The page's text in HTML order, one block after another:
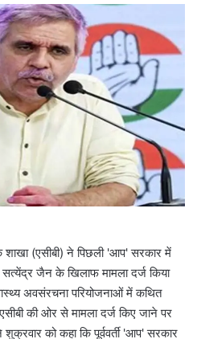
शाखा (एसीबी) ने पिछली 'आप' सरकार में
सत्येंद्र जैन के खिलाफ मामला दर्ज किया
अवसंरचना परियोजनाओं में कथित
की ओर से मामला दर्ज किए जाने पर
शुक्रवार को कहा कि पूर्ववर्ती 'आप' सरकार